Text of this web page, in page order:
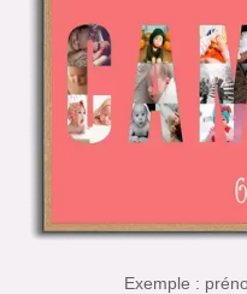
Exemple :